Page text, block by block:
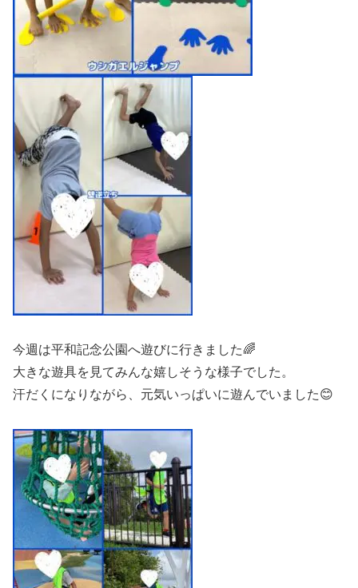
今週は平和記念公園へ遊びに行きました🌈
大きな遊具を見てみんな嬉しそうな様子でした。
汗だくになりながら、元気いっぱいに遊んでいました😊